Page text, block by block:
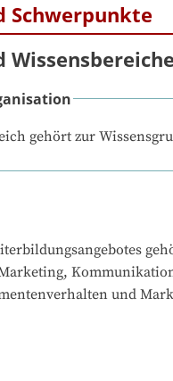
Schwerpunkte
Wissensbereiche
gehört zur
und